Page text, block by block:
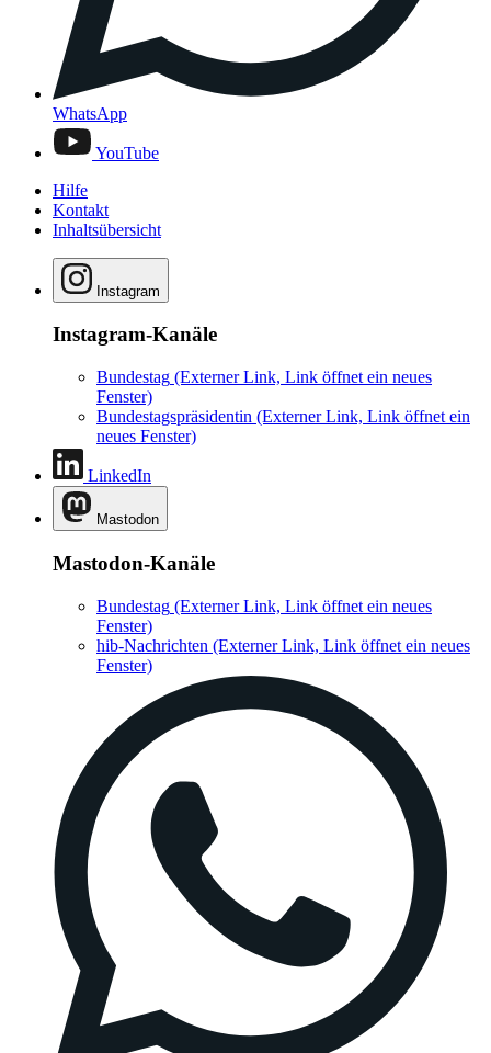
WhatsApp
YouTube
Hilfe
Kontakt
Inhaltsübersicht
Instagram
Instagram-Kanäle
Bundestag (Externer Link, Link öffnet ein neues
Fenster)
Bundestagspräsidentin (Externer Link, Link öffnet ein
neues Fenster)
LinkedIn
Mastodon
Mastodon-Kanäle
Bundestag (Externer Link, Link öffnet ein neues
Fenster)
hib-Nachrichten (Externer Link, Link öffnet ein neues
Fenster)